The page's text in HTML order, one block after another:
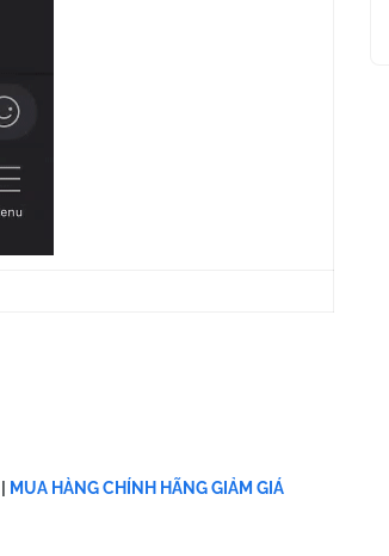
MUA HÀNG CHÍNH HÃNG GIẢM GIÁ